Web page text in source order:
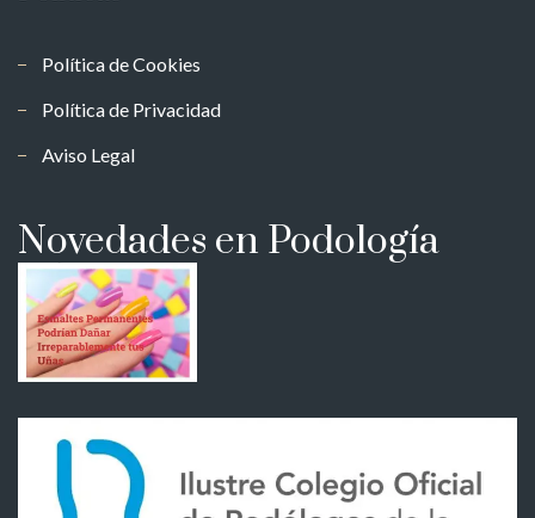
Política de Cookies
Política de Privacidad
Aviso Legal
Novedades en Podología